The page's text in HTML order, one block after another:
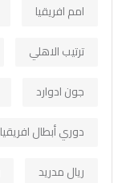
امم افريقيا
ترتيب الاهلي
جون ادوارد
دوري أبطال افريقيا
ريال مدريد